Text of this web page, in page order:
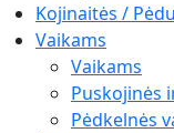
Kojinaitės /
Vaikams
Vaikams
Puskojinės
Pėdkelnės